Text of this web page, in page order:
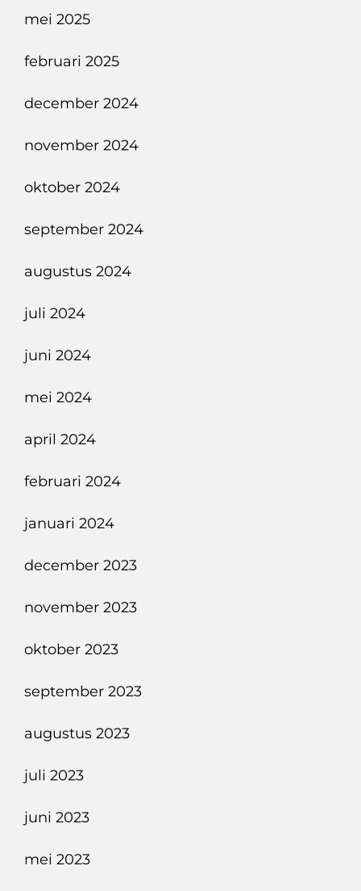
mei 2025
februari 2025
december 2024
november 2024
oktober 2024
september 2024
augustus 2024
juli 2024
juni 2024
mei 2024
april 2024
februari 2024
januari 2024
december 2023
november 2023
oktober 2023
september 2023
augustus 2023
juli 2023
juni 2023
mei 2023